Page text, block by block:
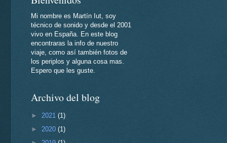
Mi nombre es Martín Iut, soy
técnico de sonido y desde el 2001
vivo en España. En este blog
encontraras la info de nuestro
viaje, como así también fotos de
los periplos y alguna cosa mas.
Espero que les guste.
Archivo del blog
► 2021 (1)
► 2020 (1)